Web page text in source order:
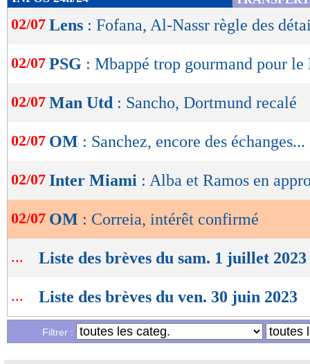
de
lecture
OK
02/07 Lens : Fofana, Al-Nassr règle des
02/07 PSG : Mbappé trop gourmand pour le
02/07 Man Utd : Sancho, Dortmund recalé
02/07 OM : Sanchez, encore des échanges...
02/07 Inter Miami : Alba et Ramos en
02/07 OM : Correia, intérêt confirmé
... Liste des brèves du sam. 1 juillet 2023
... Liste des brèves du ven. 30 juin 2023
Filtrer :